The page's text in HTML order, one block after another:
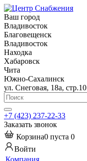
Ваш город
Владивосток
Благовещенск
Владивосток
Находка
Хабаровск
Чита
Южно-Сахалинск
ул. Снеговая, 18а, стр.10
+7 (423) 237-22-33
Заказать звонок
Корзина0 пуста 0
Войти
Компания